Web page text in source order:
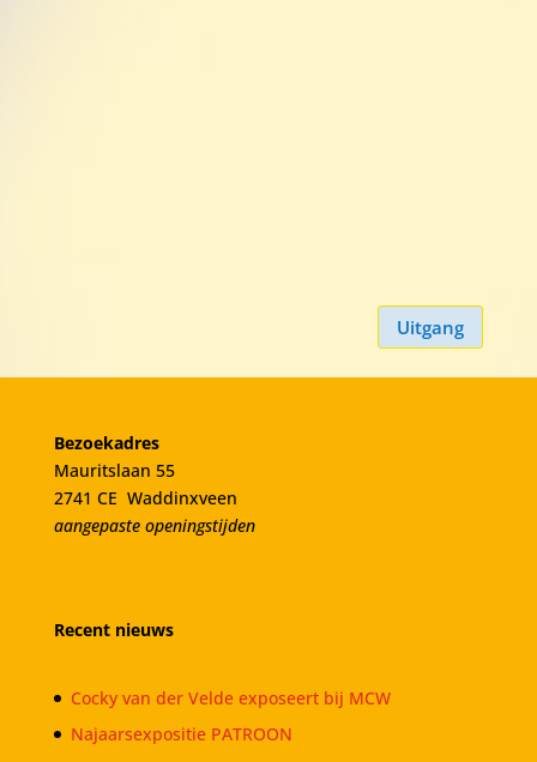
Uitgang
Bezoekadres
Mauritslaan 55
2741 CE Waddinxveen
aangepaste openingstijden
Recent nieuws
Cocky van der Velde exposeert bij MCW
Najaarsexpositie PATROON